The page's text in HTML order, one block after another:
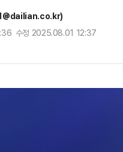
수정 2025.08.01 12:37